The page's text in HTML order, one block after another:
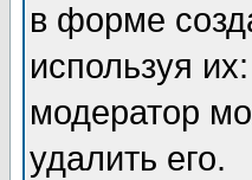
в форме
используя
модератор
удалить его.